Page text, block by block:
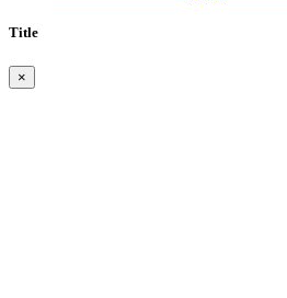
Title
×